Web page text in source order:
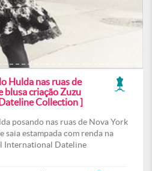
Hulda nas ruas de
blusa criação Zuzu
Collection ]
posando nas ruas de Nova York
saia estampada com renda na
International Dateline